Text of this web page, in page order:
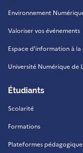
Environnement
Valoriser vos événements
Espace d'information à
Université Numérique de
Étudiants
Scolarité
Formations
Plateformes